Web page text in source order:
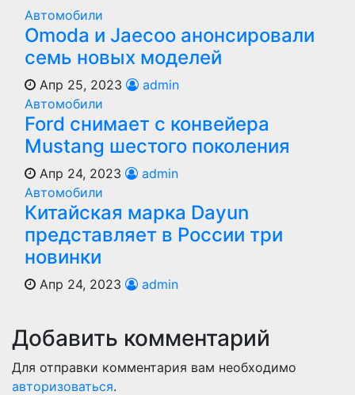
Автомобили
Оmoda и Jaecoo анонсировали
семь новых моделей
Апр 25, 2023
admin
Автомобили
Ford снимает с конвейера
Mustang шестого поколения
Апр 24, 2023
admin
Автомобили
Китайская марка Dayun
представляет в России три
новинки
Апр 24, 2023 admin
Добавить комментарий
Для отправки комментария вам необходимо
авторизоваться.